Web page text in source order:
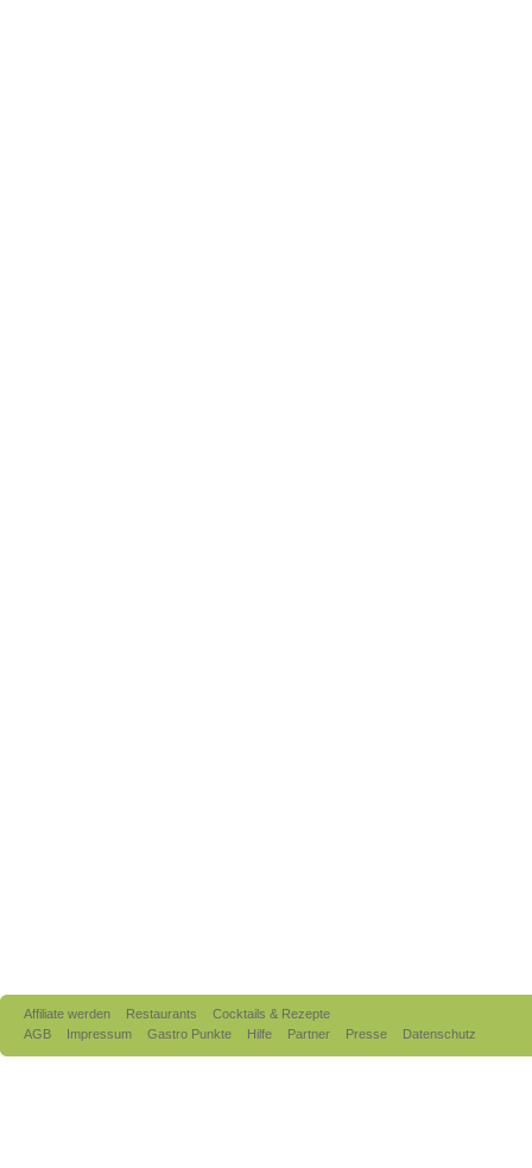
Affiliate werden Restaurants
Cocktails & Rezepte
AGB
Impressum Gastro Punkte Hilfe Partner Presse Datenschutz